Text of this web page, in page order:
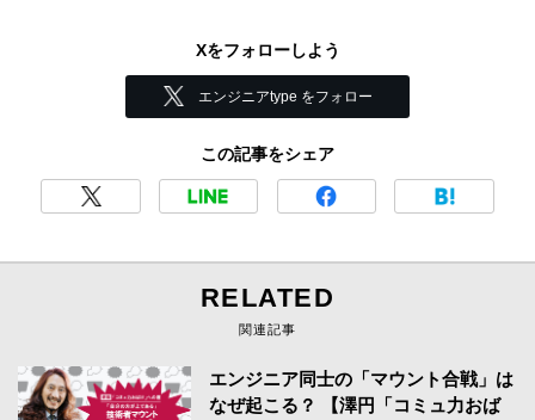
Xをフォローしよう
エンジニアtype をフォロー
この記事をシェア
RELATED
関連記事
エンジニア同士の「マウント合戦」は
なぜ起こる？ 【澤円「コミュ力おば